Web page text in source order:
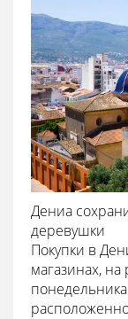
Дениа
деревушки
Покупки в
магазинах,